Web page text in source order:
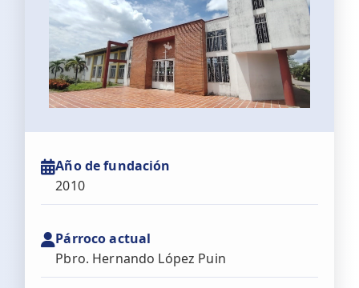
Año de fundación
2010
Párroco actual
Pbro. Hernando López Puin